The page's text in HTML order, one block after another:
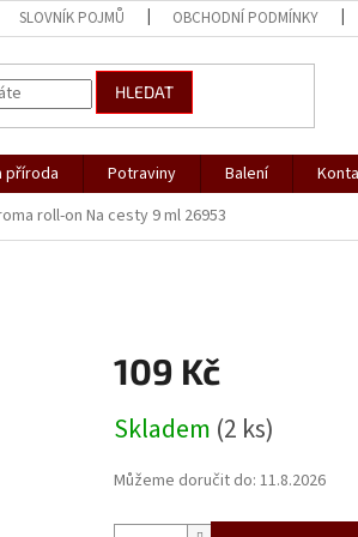
SLOVNÍK POJMŮ OBCHODNÍ PODMÍNKY
HLEDAT
příroda Potraviny Balení
roll-on Na cesty 9 ml 26953
109 Kč
cena:
Skladem (2 ks)
Můžeme doručit do: 11.8.2026